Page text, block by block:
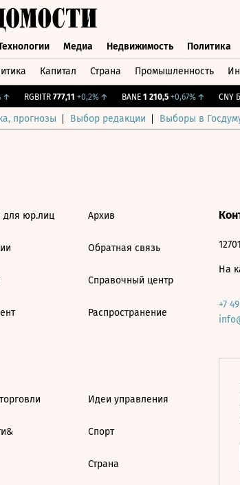
Медиа Недвижимость Политика
Капитал Страна Промышленность
RGBITR 777,11 +0,2%↑ BANE 1 210,5 +0,67%↑ CNY
прогнозы Выбор редакции Выборы в
для юр.лиц Архив
Обратная связь
Справочный центр
Распространение
Идеи управления
Спорт
Страна
На
+7